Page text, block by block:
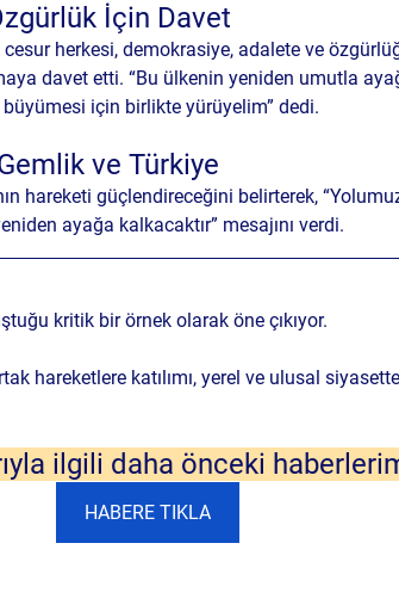
İçin Davet
cesur herkesi, demokrasiye, adalete ve
davet etti. “Bu ülkenin yeniden umutla
için birlikte yürüyelim” dedi.
ve Türkiye
hareketi güçlendireceğini belirterek,
ayağa kalkacaktır” mesajını verdi.
kritik bir örnek olarak öne çıkıyor.
hareketlere katılımı, yerel ve ulusal
ilgili daha önceki
HABERE TIKLA